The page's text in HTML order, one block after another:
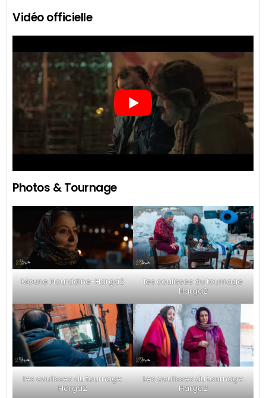
Vidéo officielle
Photos & Tournage
Moune Nourddine-Harga2
les coulisses du tournage
Harga2
les coulisses du tournage
Harga2
Les coulisses du tournage
Harga2